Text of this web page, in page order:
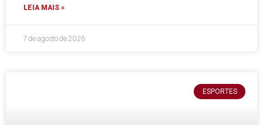
LEIA MAIS »
7 de agosto de 2026
ESPORTES